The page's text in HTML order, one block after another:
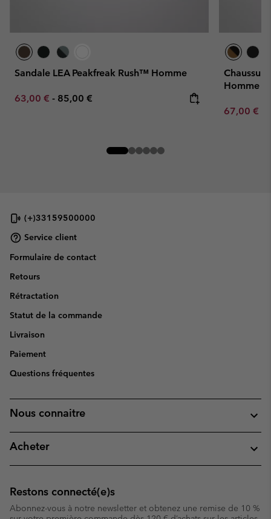
Sandale LEA Peakfreak Rush™ Homme
Minimum sale price:
63,00 € - Maximum price:
85,00 €
Homme
Minimum
67,00 €
(+)33159500000
Service client
Formulaire de contact
Retours
Rétractation
Statut de la commande
Livraison
Paiement
Questions fréquentes
Nous connaitre
Acheter
Restons connecté(e)s
Abonnez-vous à notre newsletter et obtenez une remise de 10 %